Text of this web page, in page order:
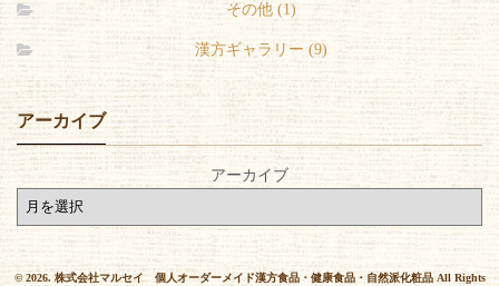
その他 (1)
漢方ギャラリー (9)
アーカイブ
アーカイブ
© 2026. 株式会社マルセイ 個人オーダーメイド漢方食品・健康食品・自然派化粧品 All Rights